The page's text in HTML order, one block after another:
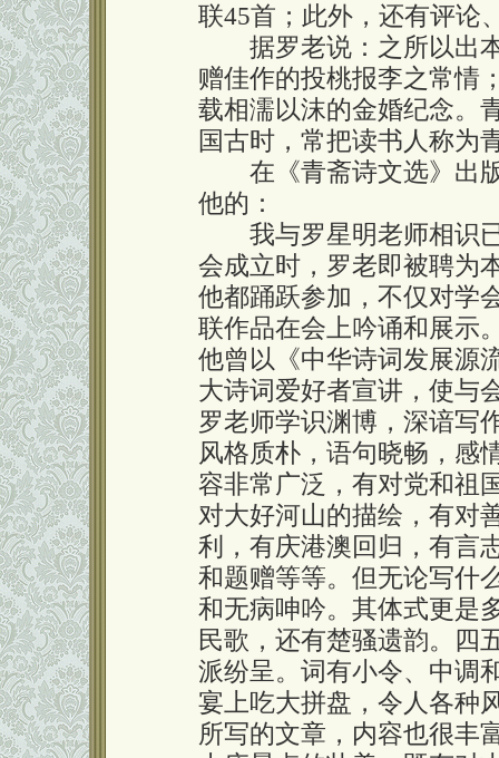
联45首；此外，还有评论
据罗老说：之所以出本
赠佳作的投桃报李之常情
载相濡以沫的金婚纪念。
国古时，常把读书人称为
在《青斋诗文选》出版
他的：
我与罗星明老师相识已
会成立时，罗老即被聘为
他都踊跃参加，不仅对学
联作品在会上吟诵和展示
他曾以《中华诗词发展源
大诗词爱好者宣讲，使与
罗老师学识渊博，深谙写
风格质朴，语句晓畅，感
容非常广泛，有对党和祖
对大好河山的描绘，有对
利，有庆港澳回归，有言
和题赠等等。但无论写什
和无病呻吟。其体式更是
民歌，还有楚骚遗韵。四
派纷呈。词有小令、中调
宴上吃大拼盘，令人各种
所写的文章，内容也很丰